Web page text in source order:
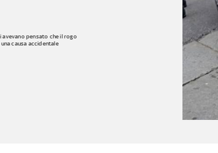
avevano pensato che il rogo
causa accidentale